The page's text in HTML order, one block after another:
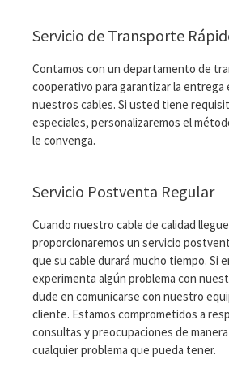
Servicio de Transporte
Contamos con un departamento de
cooperativo para garantizar la entrega
nuestros cables. Si usted tiene
especiales, personalizaremos el
le convenga.
Servicio Postventa Regular
Cuando nuestro cable de calidad
proporcionaremos un servicio
que su cable durará mucho tiempo. Si
experimenta algún problema con
dude en comunicarse con nuestro
cliente. Estamos comprometidos a
consultas y preocupaciones de
cualquier problema que pueda tener.